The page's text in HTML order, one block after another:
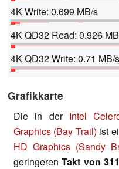
4K Write: 0.699 MB/s
4K QD32 Read: 0.926
4K QD32 Write: 0.71 MB/s
Grafikkarte
Die in der Intel
Graphics (Bay Trail) ist
HD Graphics (Sandy
geringerenTakt von